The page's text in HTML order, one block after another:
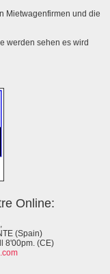
Mietwagenfirmen und die
werden sehen es wird
Online:
,
(Spain)
8'00pm. (CE)